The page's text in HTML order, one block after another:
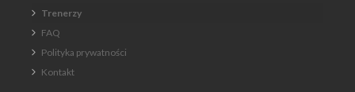
Trenerzy
FAQ
Polityka prywatności
Kontakt